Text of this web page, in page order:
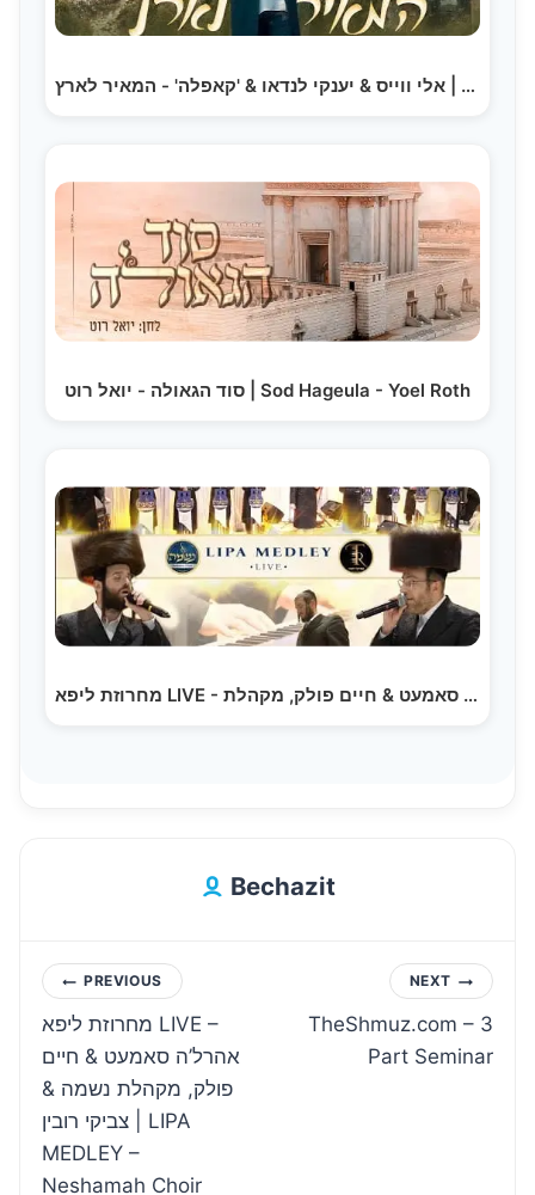
אלי ווייס & יענקי לנדאו & 'קאפלה' - המאיר לארץ | Eli…
סוד הגאולה - יואל רוט | Sod Hageula - Yoel Roth
מחרוזת ליפא LIVE - אהרל'ה סאמעט & חיים פולק, מקהלת…
Bechazit
Post
navigation
PREVIOUS
מחרוזת ליפא LIVE –
אהרל’ה סאמעט & חיים
פולק, מקהלת נשמה &
צביקי רובין | LIPA
MEDLEY –
Neshamah Choir
NEXT
TheShmuz.com – 3
Part Seminar